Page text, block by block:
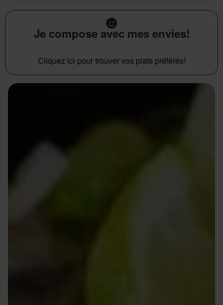
Je compose avec mes envies!
Cliquez ici pour trouver vos plats préférés!